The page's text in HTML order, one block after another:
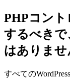
PHPコン
するべき
はありませ
すべての